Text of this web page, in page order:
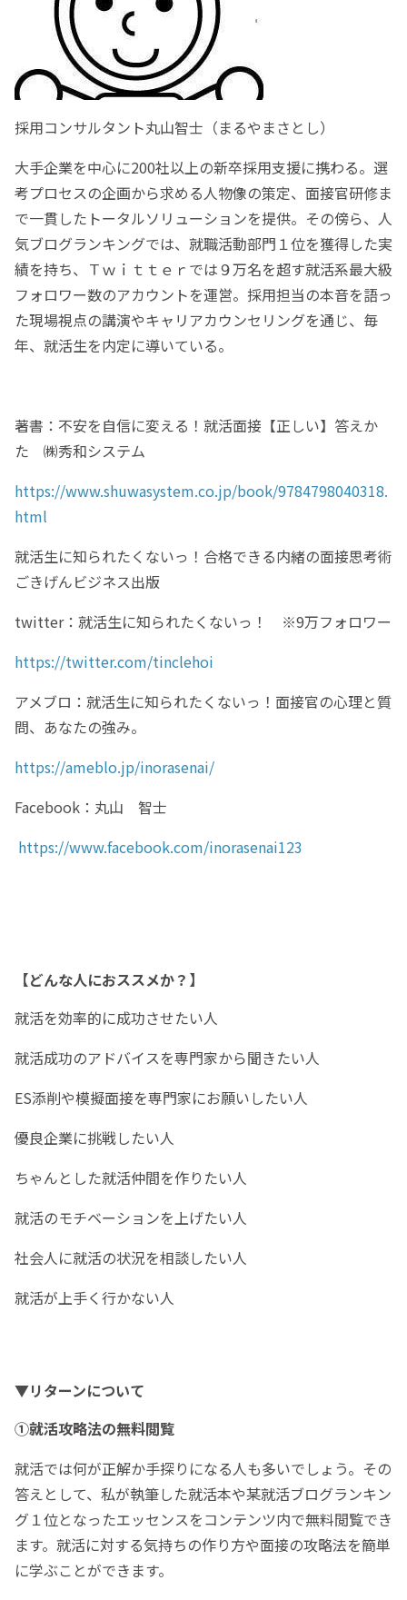
採用コンサルタント丸山智士（まるやまさとし）
大手企業を中心に200社以上の新卒採用支援に携わる。選
考プロセスの企画から求める人物像の策定、面接官研修ま
で一貫したトータルソリューションを提供。その傍ら、人
気ブログランキングでは、就職活動部門１位を獲得した実
績を持ち、Ｔｗｉｔｔｅｒでは９万名を超す就活系最大級
フォロワー数のアカウントを運営。採用担当の本音を語っ
た現場視点の講演やキャリアカウンセリングを通じ、毎
年、就活生を内定に導いている。
著書：不安を自信に変える！就活面接【正しい】答えか
た ㈱秀和システム
https://www.shuwasystem.co.jp/book/9784798040318.
html
就活生に知られたくないっ！合格できる内緒の面接思考術
ごきげんビジネス出版
twitter：就活生に知られたくないっ！ ※9万フォロワー
https://twitter.com/tinclehoi
アメブロ：就活生に知られたくないっ！面接官の心理と質
問、あなたの強み。
https://ameblo.jp/inorasenai/
Facebook：丸山 智士
https://www.facebook.com/inorasenai123
【どんな人におススメか？】
就活を効率的に成功させたい人
就活成功のアドバイスを専門家から聞きたい人
ES添削や模擬面接を専門家にお願いしたい人
優良企業に挑戦したい人
ちゃんとした就活仲間を作りたい人
就活のモチベーションを上げたい人
社会人に就活の状況を相談したい人
就活が上手く行かない人
▼リターンについて
①就活攻略法の無料閲覧
就活では何が正解か手探りになる人も多いでしょう。その
答えとして、私が執筆した就活本や某就活ブログランキン
グ１位となったエッセンスをコンテンツ内で無料閲覧でき
ます。就活に対する気持ちの作り方や面接の攻略法を簡単
に学ぶことができます。